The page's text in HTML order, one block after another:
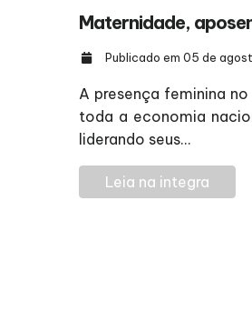
Maternidade,
Publicado em 05 de
A presença feminina
toda a economia
liderando seus...
Leia na integra